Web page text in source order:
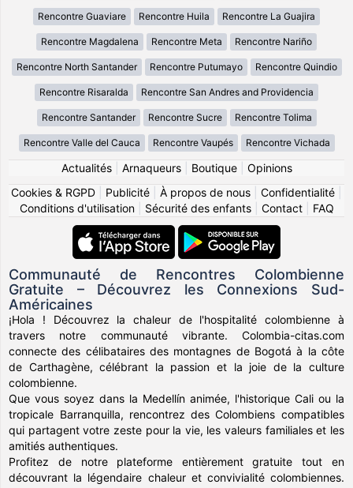
Rencontre Guaviare Rencontre Huila Rencontre La Guajira
Rencontre Magdalena Rencontre Meta Rencontre Nariño
Rencontre North Santander Rencontre Putumayo Rencontre Quindio
Rencontre Risaralda Rencontre San Andres and Providencia
Rencontre Santander Rencontre Sucre Rencontre Tolima
Rencontre Valle del Cauca Rencontre Vaupés Rencontre Vichada
Actualités| Arnaqueurs| Boutique| Opinions
Cookies & RGPD
Publicité À propos de nous Confidentialité
Conditions d'utilisation| Sécurité des enfants| Contact| FAQ
Communauté de Rencontres Colombienne
Gratuite – Découvrez les Connexions Sud-
Américaines
¡Hola ! Découvrez la chaleur de l'hospitalité colombienne à
travers notre communauté vibrante. Colombia-citas.com
connecte des célibataires des montagnes de Bogotá à la côte
de Carthagène, célébrant la passion et la joie de la culture
colombienne.
Que vous soyez dans la Medellín animée, l'historique Cali ou la
tropicale Barranquilla, rencontrez des Colombiens compatibles
qui partagent votre zeste pour la vie, les valeurs familiales et les
amitiés authentiques.
Profitez de notre plateforme entièrement gratuite tout en
découvrant la légendaire chaleur et convivialité colombiennes.